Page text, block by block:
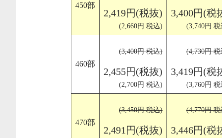
450部
2,419円(税抜)
(2,660円 税込)
3,400円(税
(3,740円
460部
(3,400円 税込)
2,455円(税抜)
(2,700円 税込)
(4,730円
3,419円(税
(3,760円
470部
(3,450円 税込)
2,491円(税抜)
(4,770円
3,446円(税